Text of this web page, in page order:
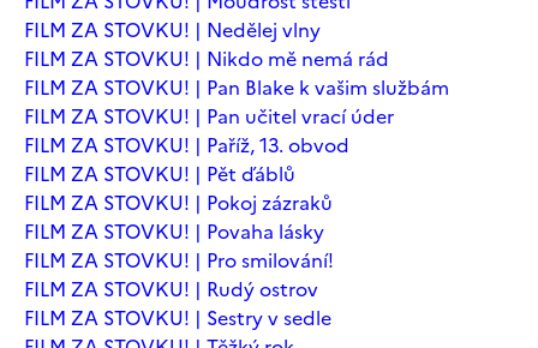
FILM ZA STOVKU! | Nedělej vlny
FILM ZA STOVKU! | Nikdo mě nemá rád
FILM ZA STOVKU! | Pan Blake k vašim službám
FILM ZA STOVKU! | Pan učitel vrací úder
FILM ZA STOVKU! | Paříž, 13. obvod
FILM ZA STOVKU! | Pět ďáblů
FILM ZA STOVKU! | Pokoj zázraků
FILM ZA STOVKU! | Povaha lásky
FILM ZA STOVKU! | Pro smilování!
FILM ZA STOVKU! | Rudý ostrov
FILM ZA STOVKU! | Sestry v sedle